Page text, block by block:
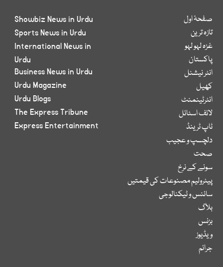
صفحۂ اول
تازہ ترین
غزہ لہو لہو
پاکستان
انٹر نیشنل
کھیل
انٹرٹینمنٹ
لائف اسٹائل
ٹاپ ٹرینڈ
دلچسپ و عجیب
صحت
سونے کے نرخ
پیٹرولیم مصنوعات کی قیمتیں
سائنس و ٹیکنالوجی
بلاگ
بزنس
ویڈیوز
جرائم
Showbiz News in Urdu
Sports News in Urdu
International News in
Urdu
Business News in Urdu
Urdu Magazine
Urdu Blogs
The Express Tribune
Express Entertainment